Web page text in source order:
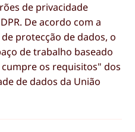
de privacidade
De acordo com a
protecção de dados, o
de trabalho baseado
os requisitos" dos
de dados da União